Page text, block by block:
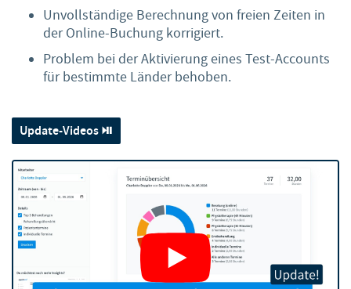
Unvollständige Berechnung von freien Zeiten in
der Online-Buchung korrigiert.
Problem bei der Aktivierung eines Test-Accounts
für bestimmte Länder behoben.
Update-Videos ⏯️